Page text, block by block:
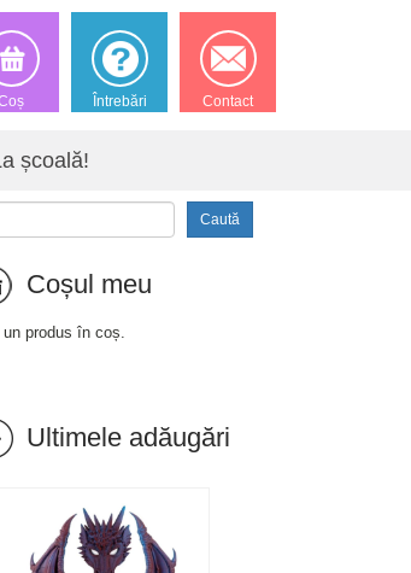
Întrebări Contact
școală!
Caută
Coșul meu
un produs în coș.
Ultimele adăugări